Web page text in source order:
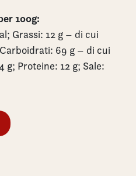
100g:
Grassi: 12 g – di cui
69 g – di cui
g; Proteine: 12 g; Sale: